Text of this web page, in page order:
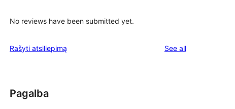
No reviews have been submitted yet.
Rašyti atsiliepimą See allreviews
Pagalba